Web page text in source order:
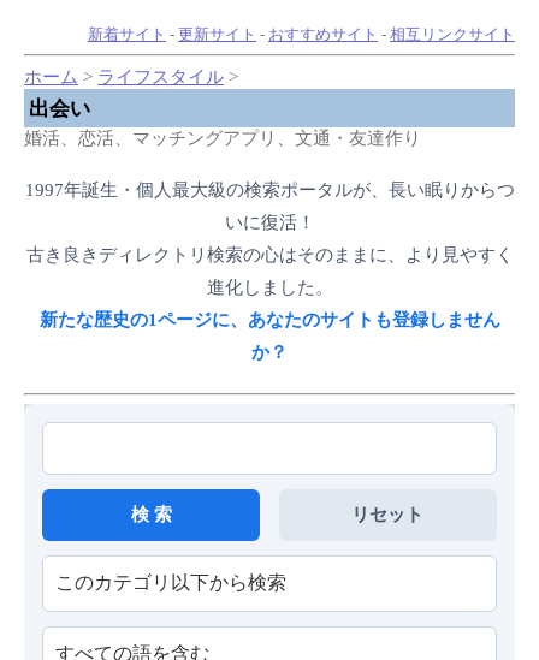
新着サイト - 更新サイト - おすすめサイト - 相互リンクサイト
ホーム > ライフスタイル >
出会い
婚活、恋活、マッチングアプリ、文通・友達作り
1997年誕生・個人最大級の検索ポータルが、長い眠りからつ
いに復活！
古き良きディレクトリ検索の心はそのままに、より見やすく
進化しました。
新たな歴史の1ページに、あなたのサイトも登録しません
か？